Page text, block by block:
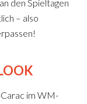
den Spieltagen
– also
im WM-